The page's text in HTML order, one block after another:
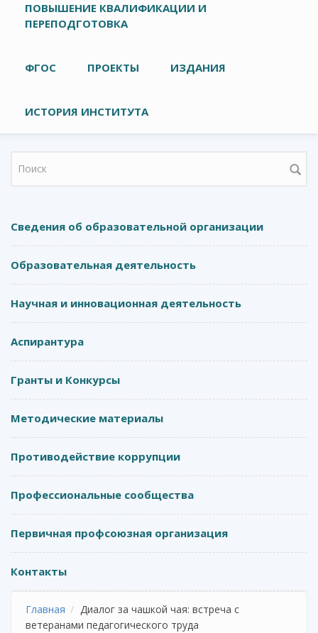
ПОВЫШЕНИЕ КВАЛИФИКАЦИИ И
ПЕРЕПОДГОТОВКА
ФГОС ПРОЕКТЫ ИЗДАНИЯ
ИСТОРИЯ ИНСТИТУТА
Форма поиска
Сведения об образовательной организации
Образовательная деятельность
Научная и инновационная деятельность
Аспирантура
Гранты и Конкурсы
Методические материалы
Противодействие коррупции
Профессиональные сообщества
Первичная профсоюзная организация
Контакты
Главная
Диалог за чашкой чая: встреча с
ветеранами педагогического труда